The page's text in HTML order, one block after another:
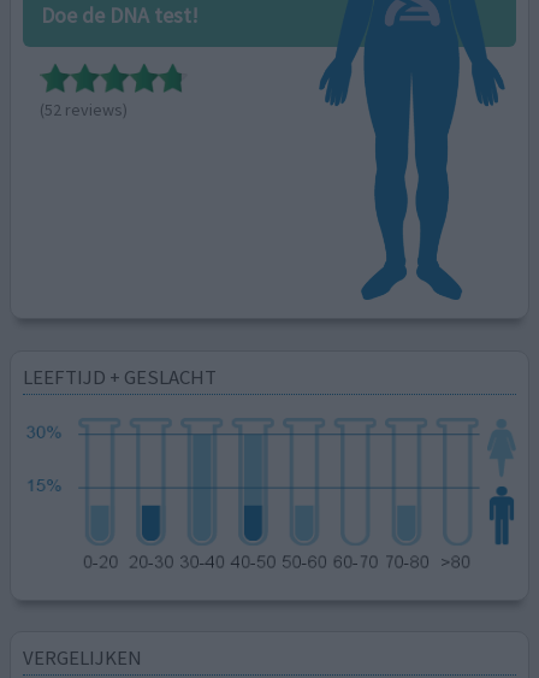
Doe de DNA test!
(52 reviews)
LEEFTIJD + GESLACHT
VERGELIJKEN